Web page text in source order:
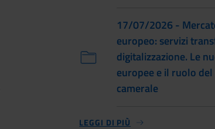
17/07/2026 -
europeo: servizi
digitalizzazione. Le
europee e il ruolo
camerale
LEGGI DI PIÙ